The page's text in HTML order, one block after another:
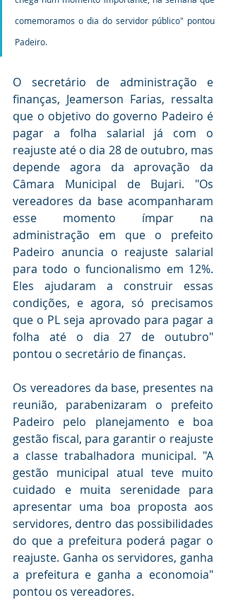
comemoramos o dia do servidor público" pontou
Padeiro.
O secretário de administração e
finanças, Jeamerson Farias, ressalta
que o objetivo do governo Padeiro é
pagar a folha salarial já com o
reajuste até o dia 28 de outubro, mas
depende agora da aprovação da
Câmara Municipal de Bujari. "Os
vereadores da base acompanharam
esse momento ímpar na
administração em que o prefeito
Padeiro anuncia o reajuste salarial
para todo o funcionalismo em 12%.
Eles ajudaram a construir essas
condições, e agora, só precisamos
que o PL seja aprovado para pagar a
folha até o dia 27 de outubro"
pontou o secretário de finanças.
Os vereadores da base, presentes na
reunião, parabenizaram o prefeito
Padeiro pelo planejamento e boa
gestão fiscal, para garantir o reajuste
a classe trabalhadora municipal. "A
gestão municipal atual teve muito
cuidado e muita serenidade para
apresentar uma boa proposta aos
servidores, dentro das possibilidades
do que a prefeitura poderá pagar o
reajuste. Ganha os servidores, ganha
a prefeitura e ganha a economoia"
pontou os vereadores.